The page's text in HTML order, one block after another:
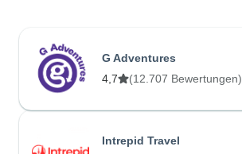
G Adventures
4,7
(12.707 Bewertungen)
Intrepid Travel